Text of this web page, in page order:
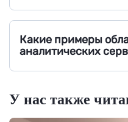
Какие примеры
аналитических
У нас также